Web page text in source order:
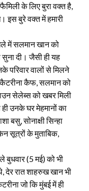
के लिए बुरा वक्त है,
इस बुरे वक्त में हमारी
में सलमान खान को
दी। जैसी ही यह
वालों से मिलने
कैटरीना कैफ, सलमान को
सेलेब्स को खबर मिली
ही उनके घर मेहमानों का
बसु, सोनाक्षी सिन्हा
सूत्रों के मुताबिक,
(5 मई) को भी
रात शाहरुख खान भी
जो कि मुंबई में ही